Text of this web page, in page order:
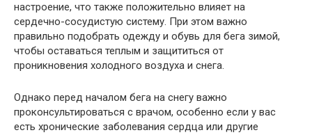
настроение, что также положительно влияет на
сердечно-сосудистую систему. При этом важно
правильно подобрать одежду и обувь для бега зимой,
чтобы оставаться теплым и защититься от
проникновения холодного воздуха и снега.
Однако перед началом бега на снегу важно
проконсультироваться с врачом, особенно если у вас
есть хронические заболевания сердца или другие